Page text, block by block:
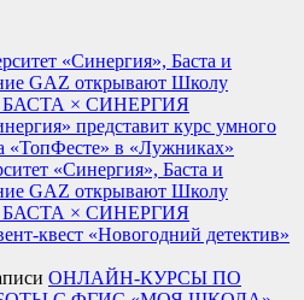
«Синергия», Баста и
GAZ открывают Школу
БАСТА × СИНЕРГИЯ
представит курс умного
«ТопФесте» в «Лужниках»
«Синергия», Баста и
GAZ открывают Школу
БАСТА × СИНЕРГИЯ
квест «Новогодний детектив»
ОНЛАЙН-КУРСЫ ПО